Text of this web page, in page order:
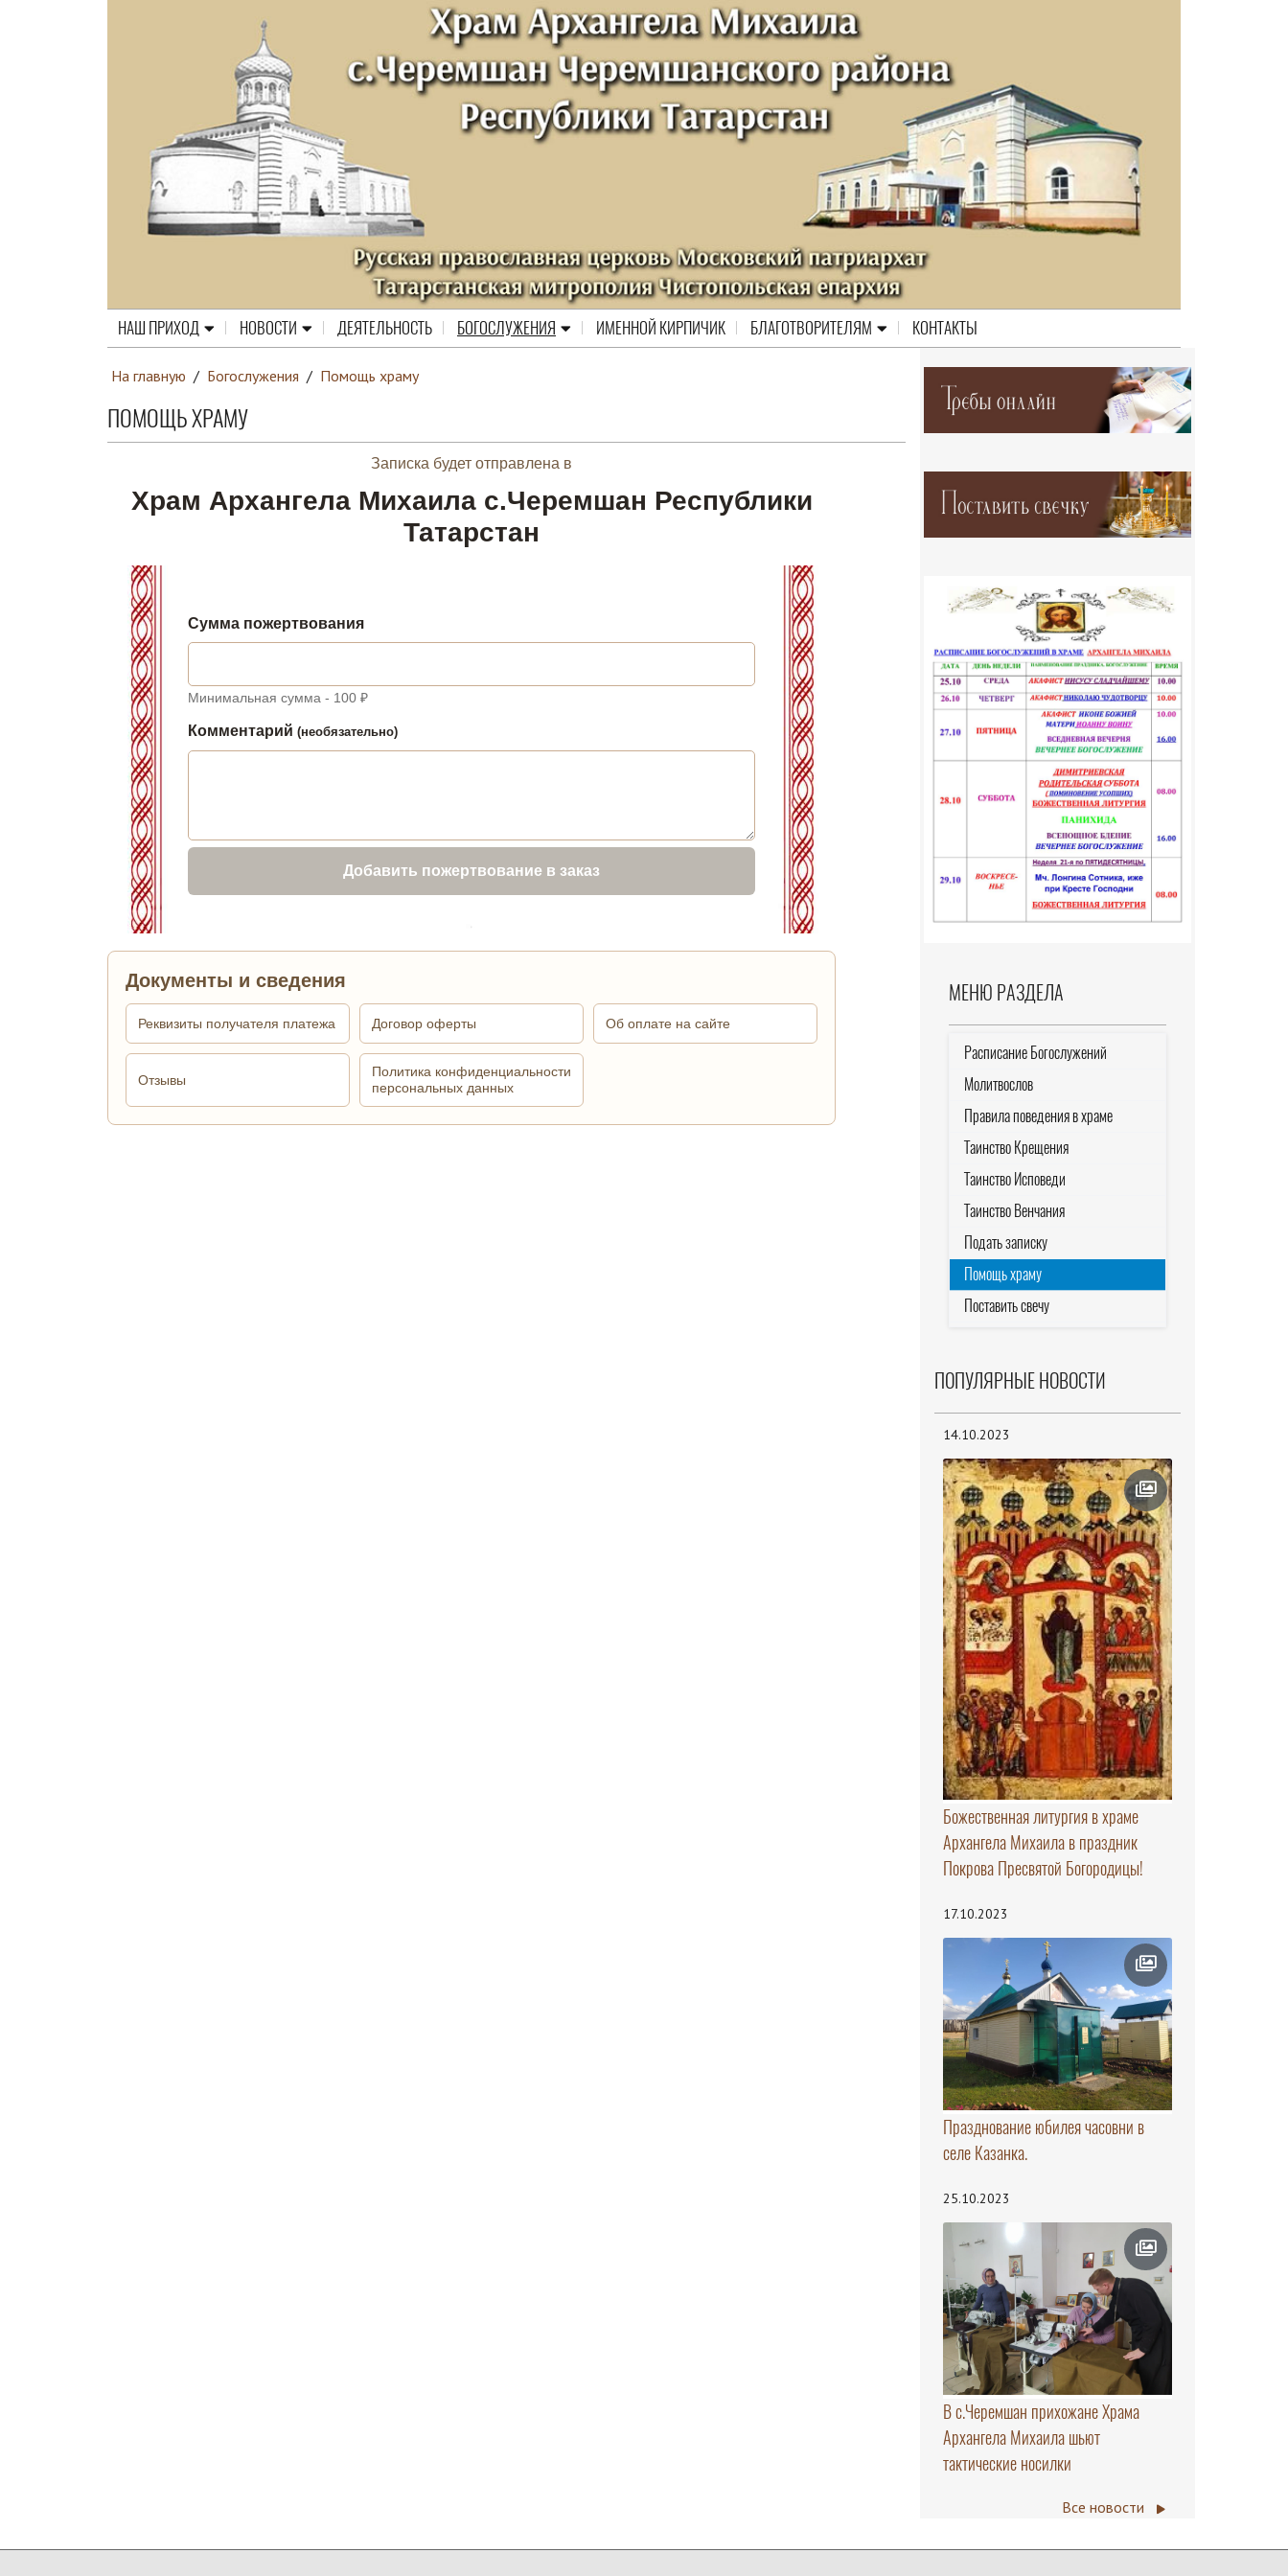
НАШ ПРИХОД НОВОСТИ ДЕЯТЕЛЬНОСТЬ БОГОСЛУЖЕНИЯ ИМЕННОЙ КИРПИЧИК БЛАГОТВОРИТЕЛЯМ КОНТАКТЫ
На главную / Богослужения / Помощь храму
ПОМОЩЬ ХРАМУ
МЕНЮ РАЗДЕЛА
Расписание Богослужений
Молитвослов
Правила поведения в храме
Таинство Крещения
Таинство Исповеди
Таинство Венчания
Подать записку
Помощь храму
Поставить свечу
ПОПУЛЯРНЫЕ НОВОСТИ
14.10.2023
Божественная литургия в храме
Архангела Михаила в праздник
Покрова Пресвятой Богородицы!
17.10.2023
Празднование юбилея часовни в
селе Казанка.
25.10.2023
В с.Черемшан прихожане Храма
Архангела Михаила шьют
тактические носилки
Все новости